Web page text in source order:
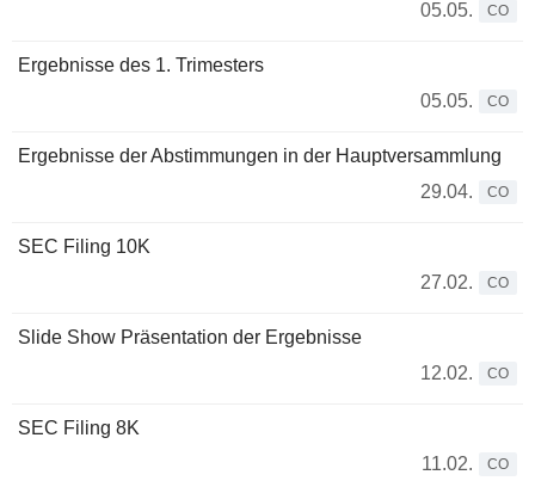
05.05.
CO
Ergebnisse des 1. Trimesters
05.05.
CO
Ergebnisse der Abstimmungen in der Hauptversammlung
29.04.
CO
SEC Filing 10K
27.02.
CO
Slide Show Präsentation der Ergebnisse
12.02.
CO
SEC Filing 8K
11.02.
CO